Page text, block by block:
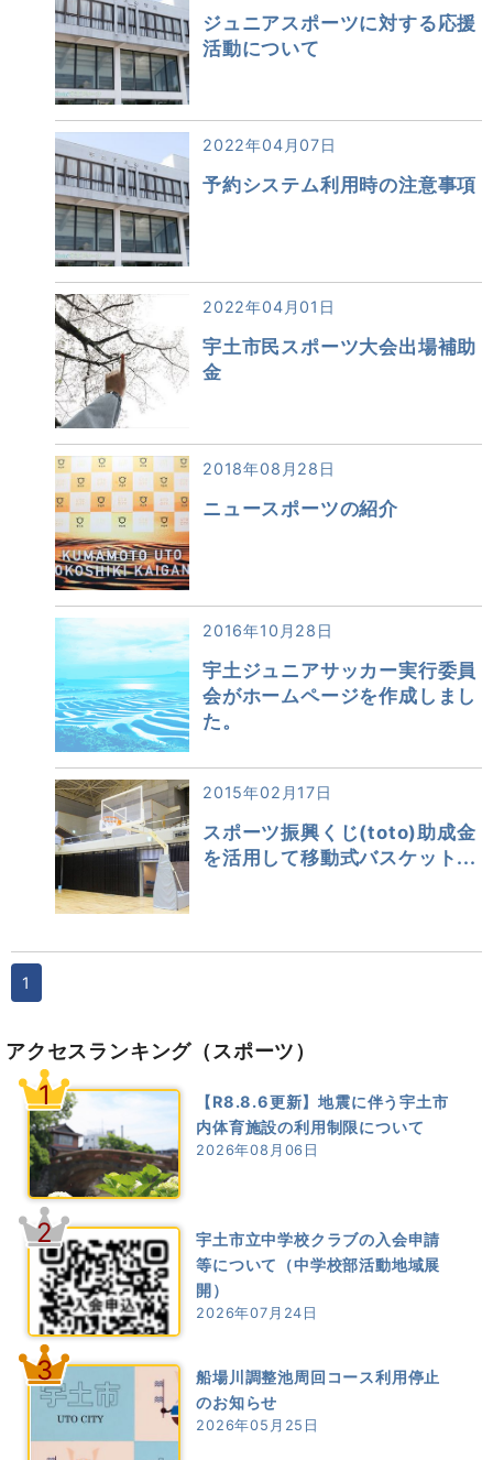
ジュニアスポーツに対する応援
活動について
2022年04月07日
予約システム利用時の注意事項
2022年04月01日
宇土市民スポーツ大会出場補助
金
2018年08月28日
ニュースポーツの紹介
2016年10月28日
宇土ジュニアサッカー実行委員
会がホームページを作成しまし
た。
2015年02月17日
スポーツ振興くじ(toto)助成金
を活用して移動式バスケット...
1
アクセスランキング （スポーツ）
1
【R8.8.6更新】地震に伴う宇土市
内体育施設の利用制限について
2026年08月06日
2
宇土市立中学校クラブの入会申請
等について（中学校部活動地域展
開）
2026年07月24日
3
船場川調整池周回コース利用停止
のお知らせ
2026年05月25日